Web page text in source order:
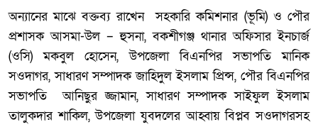
অন্যানের মাঝে বক্তব্য রাখেন সহকারি কমিশনার (ভূমি) ও পৌর
প্রশাসক আসমা-উল – হুসনা, বকশীগঞ্জ থানার অফিসার ইনচার্জ
(ওসি) মকবুল হোসেন, উপজেলা বিএনপির সভাপতি মানিক
সওদাগর, সাধারণ সম্পাদক জাহিদুল ইসলাম প্রিন্স, পৌর বিএনপির
সভাপতি আনিছুর জ্জামান, সাধারণ সম্পাদক সাইফুল ইসলাম
তালুকদার শাকিল, উপজেলা যুবদলের আহ্বায় বিপ্লব সওদাগরসহ